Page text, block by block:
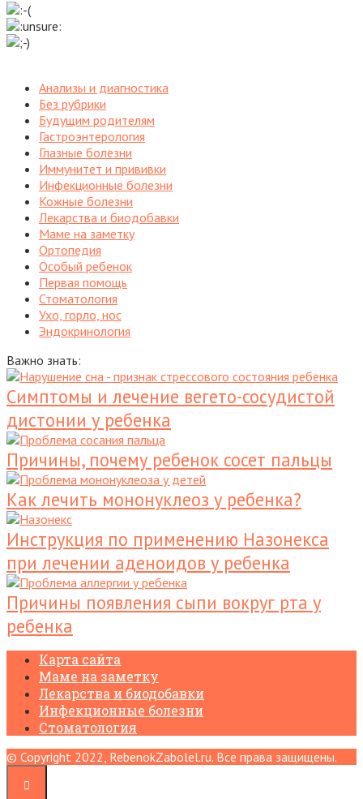
Анализы и диагностика
Без рубрики
Будущим родителям
Гастроэнтерология
Глазные болезни
Иммунитет и прививки
Инфекционные болезни
Кожные болезни
Лекарства и биодобавки
Маме на заметку
Ортопедия
Особый ребенок
Первая помощь
Стоматология
Ухо, горло, нос
Эндокринология
Важно знать:
Симптомы и лечение вегето-сосудистой
дистонии у ребенка
Причины, почему ребенок сосет пальцы
Как лечить мононуклеоз у ребенка?
Инструкция по применению Назонекса
при лечении аденоидов у ребенка
Причины появления сыпи вокруг рта у
ребенка
Карта сайта
Маме на заметку
Лекарства и биодобавки
Инфекционные болезни
Стоматология
© Copyright 2022, RebenokZabolel.ru. Все права защищены.